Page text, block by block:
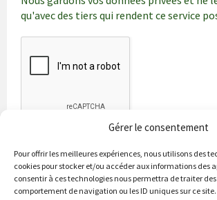
Gérer le consentement
Pour offrir les meilleures expériences, nous utilisons des
cookies pour stocker et/ou accéder aux informations des
consentir à ces technologies nous permettra de traiter
comportement de navigation ou les ID uniques sur ce
qu'avec des tiers qui rendent ce service